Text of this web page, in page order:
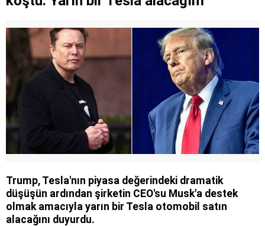
Trump, Tesla'nın piyasa değerindeki dramatik
düşüşün ardından şirketin CEO'su Musk'a destek
olmak amacıyla yarın bir Tesla otomobil satın
alacağını duyurdu.